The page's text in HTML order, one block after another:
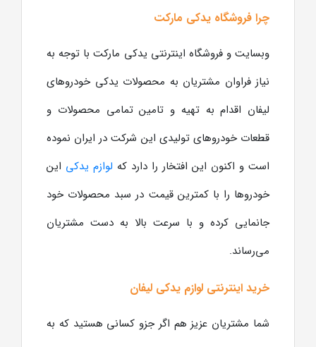
چرا فروشگاه یدکی مارکت
وبسایت و فروشگاه اینترنتی یدکی مارکت با توجه به
نیاز فراوان مشتریان به محصولات یدکی خودروهای
لیفان اقدام به تهیه و تامین تمامی محصولات و
قطعات خودروهای تولیدی این شرکت در ایران نموده
است و اکنون این افتخار را دارد که لوازم یدکی این
خودروها را با کمترین قیمت در سبد محصولات خود
جانمایی کرده و با سرعت بالا به دست مشتریان
می‌رساند.
خرید اینترنتی لوازم یدکی لیفان
شما مشتریان عزیز هم اگر جزو کسانی هستید که به